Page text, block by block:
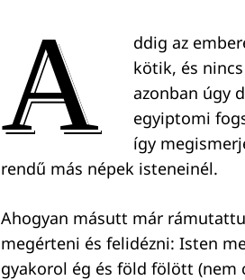
A
ddig az
kötik, és
azonban úgy
egyiptomi
így
rendű más népek isteneinél.
Ahogyan másutt már
megérteni és felidézni: Isten
gyakorol ég és föld fölött (nem